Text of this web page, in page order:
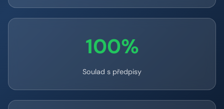
100%
Soulad s předpisy